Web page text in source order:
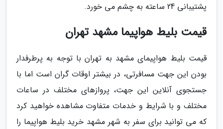
پشتیبانی 24 ساعته به چشم می خورد.
قیمت بلیط هواپیما مشهد تهران
قیمت بلیط هواپیمای مشهد به تهران با توجه به پرطرفدار
بودن این جهت مسافرتی، در بیشتر اوقات گران است اما با
جستجوی آنلاین این جهت، پروازهای مختلف در ساعات
مختلف و با شرایط و خدمات متفاوت مشاهده خواهید کرد
که می توانید برای سفر به شهر مشهد خرید بلیط هواپیما را